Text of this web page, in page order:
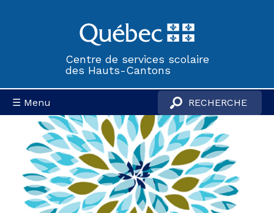
Centre de services scolaire
des Hauts-Cantons
☰ Menu